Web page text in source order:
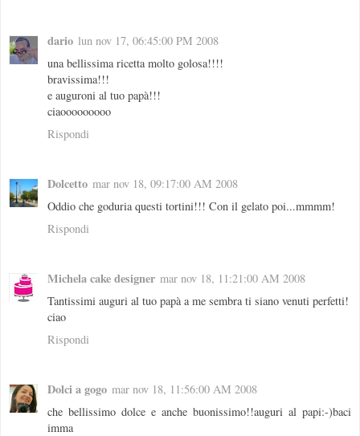
dario lun nov 17, 06:45:00 PM 2008
una bellissima ricetta molto golosa!!!!
bravissima!!!
e auguroni al tuo papà!!!
ciaooooooooo
Rispondi
Dolcetto mar nov 18, 09:17:00 AM 2008
Oddio che goduria questi tortini!!! Con il gelato poi...mmmm!
Rispondi
Michela cake designer mar nov 18, 11:21:00 AM 2008
Tantissimi auguri al tuo papà a me sembra ti siano venuti perfetti!
ciao
Rispondi
Dolci a gogo mar nov 18, 11:56:00 AM 2008
che bellissimo dolce e anche buonissimo!!auguri al papi:-)baci
imma